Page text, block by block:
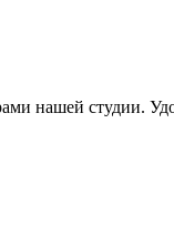
нашей студии.